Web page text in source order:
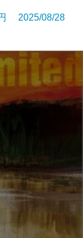
2025/08/28